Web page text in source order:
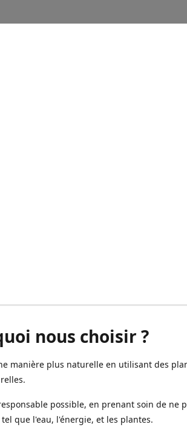
nous choisir ?
manière plus naturelle en utilisant des
possible, en prenant soin de ne
que l'eau, l'énergie, et les plantes.